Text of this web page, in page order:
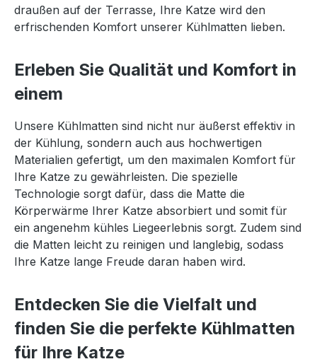
draußen auf der Terrasse, Ihre Katze wird den
erfrischenden Komfort unserer Kühlmatten lieben.
Erleben Sie Qualität und Komfort in
einem
Unsere Kühlmatten sind nicht nur äußerst effektiv in
der Kühlung, sondern auch aus hochwertigen
Materialien gefertigt, um den maximalen Komfort für
Ihre Katze zu gewährleisten. Die spezielle
Technologie sorgt dafür, dass die Matte die
Körperwärme Ihrer Katze absorbiert und somit für
ein angenehm kühles Liegeerlebnis sorgt. Zudem sind
die Matten leicht zu reinigen und langlebig, sodass
Ihre Katze lange Freude daran haben wird.
Entdecken Sie die Vielfalt und
finden Sie die perfekte Kühlmatten
für Ihre Katze